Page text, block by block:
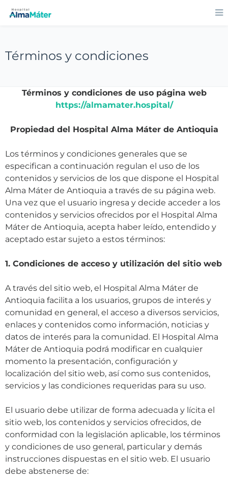
Términos y condiciones
Términos y condiciones de uso página web
https://almamater.hospital/
Propiedad del Hospital Alma Máter de Antioquia
Los términos y condiciones generales que se
especifican a continuación regulan el uso de los
contenidos y servicios de los que dispone el Hospital
Alma Máter de Antioquia a través de su página web.
Una vez que el usuario ingresa y decide acceder a los
contenidos y servicios ofrecidos por el Hospital Alma
Máter de Antioquia, acepta haber leído, entendido y
aceptado estar sujeto a estos términos:
1. Condiciones de acceso y utilización del sitio web
A través del sitio web, el Hospital Alma Máter de
Antioquia facilita a los usuarios, grupos de interés y
comunidad en general, el acceso a diversos servicios,
enlaces y contenidos como información, noticias y
datos de interés para la comunidad. El Hospital Alma
Máter de Antioquia podrá modificar en cualquier
momento la presentación, configuración y
localización del sitio web, así como sus contenidos,
servicios y las condiciones requeridas para su uso.
El usuario debe utilizar de forma adecuada y lícita el
sitio web, los contenidos y servicios ofrecidos, de
conformidad con la legislación aplicable, los términos
y condiciones de uso general, particular y demás
instrucciones dispuestas en el sitio web. El usuario
debe abstenerse de: